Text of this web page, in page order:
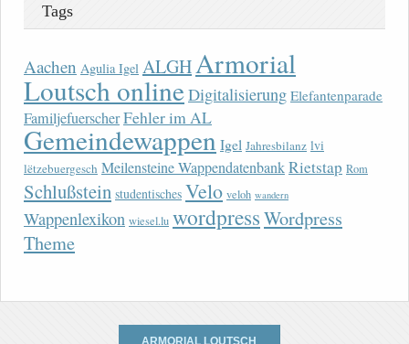
Tags
Aachen Agulia Igel ALGH Armorial
Loutsch onlineDigitalisierung Elefantenparade
FamiljefuerscherFehler im AL
Gemeindewappen Igel Jahresbilanz lvi
lëtzebuergesch Meilensteine WappendatenbankRietstap Rom
Schlußstein studentisches Velo veloh wandern
Wappenlexikon wiesel.lu wordpressWordpress
Theme
ARMORIAL LOUTSCH